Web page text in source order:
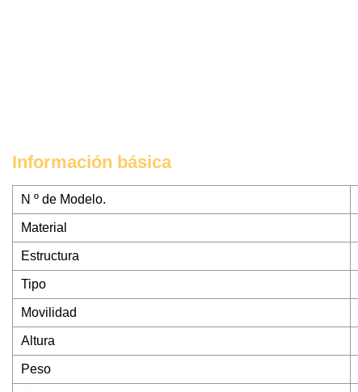
Información básica
N º de Modelo.
Material
Estructura
Tipo
Movilidad
Altura
Peso